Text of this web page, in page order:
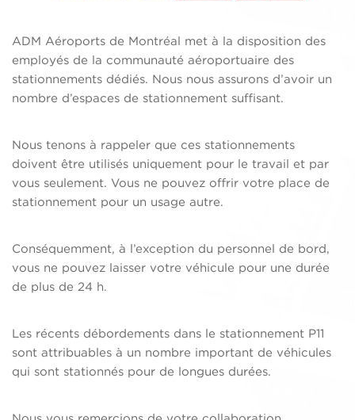
ADM Aéroports de Montréal met à la disposition des
employés de la communauté aéroportuaire des
stationnements dédiés. Nous nous assurons d’avoir un
nombre d’espaces de stationnement suffisant.
Nous tenons à rappeler que ces stationnements
doivent être utilisés uniquement pour le travail et par
vous seulement. Vous ne pouvez offrir votre place de
stationnement pour un usage autre.
Conséquemment, à l’exception du personnel de bord,
vous ne pouvez laisser votre véhicule pour une durée
de plus de 24 h.
Les récents débordements dans le stationnement P11
sont attribuables à un nombre important de véhicules
qui sont stationnés pour de longues durées.